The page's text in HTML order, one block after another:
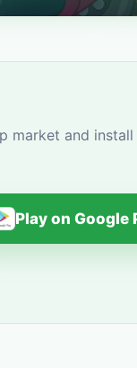
market and
Play on Google